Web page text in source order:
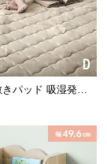
行き
40㎝
パッド 吸湿発熱
バー